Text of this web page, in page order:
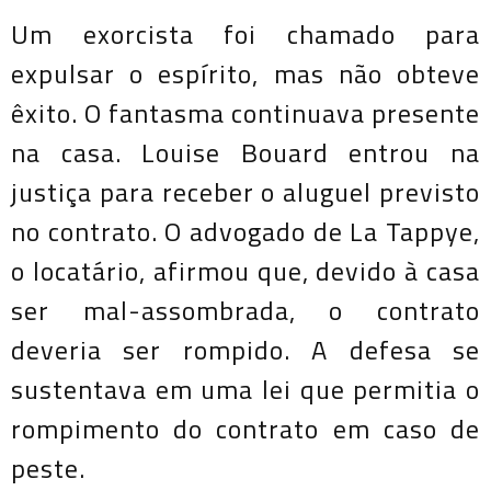
Um exorcista foi chamado para
expulsar o espírito, mas não obteve
êxito. O fantasma continuava presente
na casa. Louise Bouard entrou na
justiça para receber o aluguel previsto
no contrato. O advogado de La Tappye,
o locatário, afirmou que, devido à casa
ser mal-assombrada, o contrato
deveria ser rompido. A defesa se
sustentava em uma lei que permitia o
rompimento do contrato em caso de
peste.